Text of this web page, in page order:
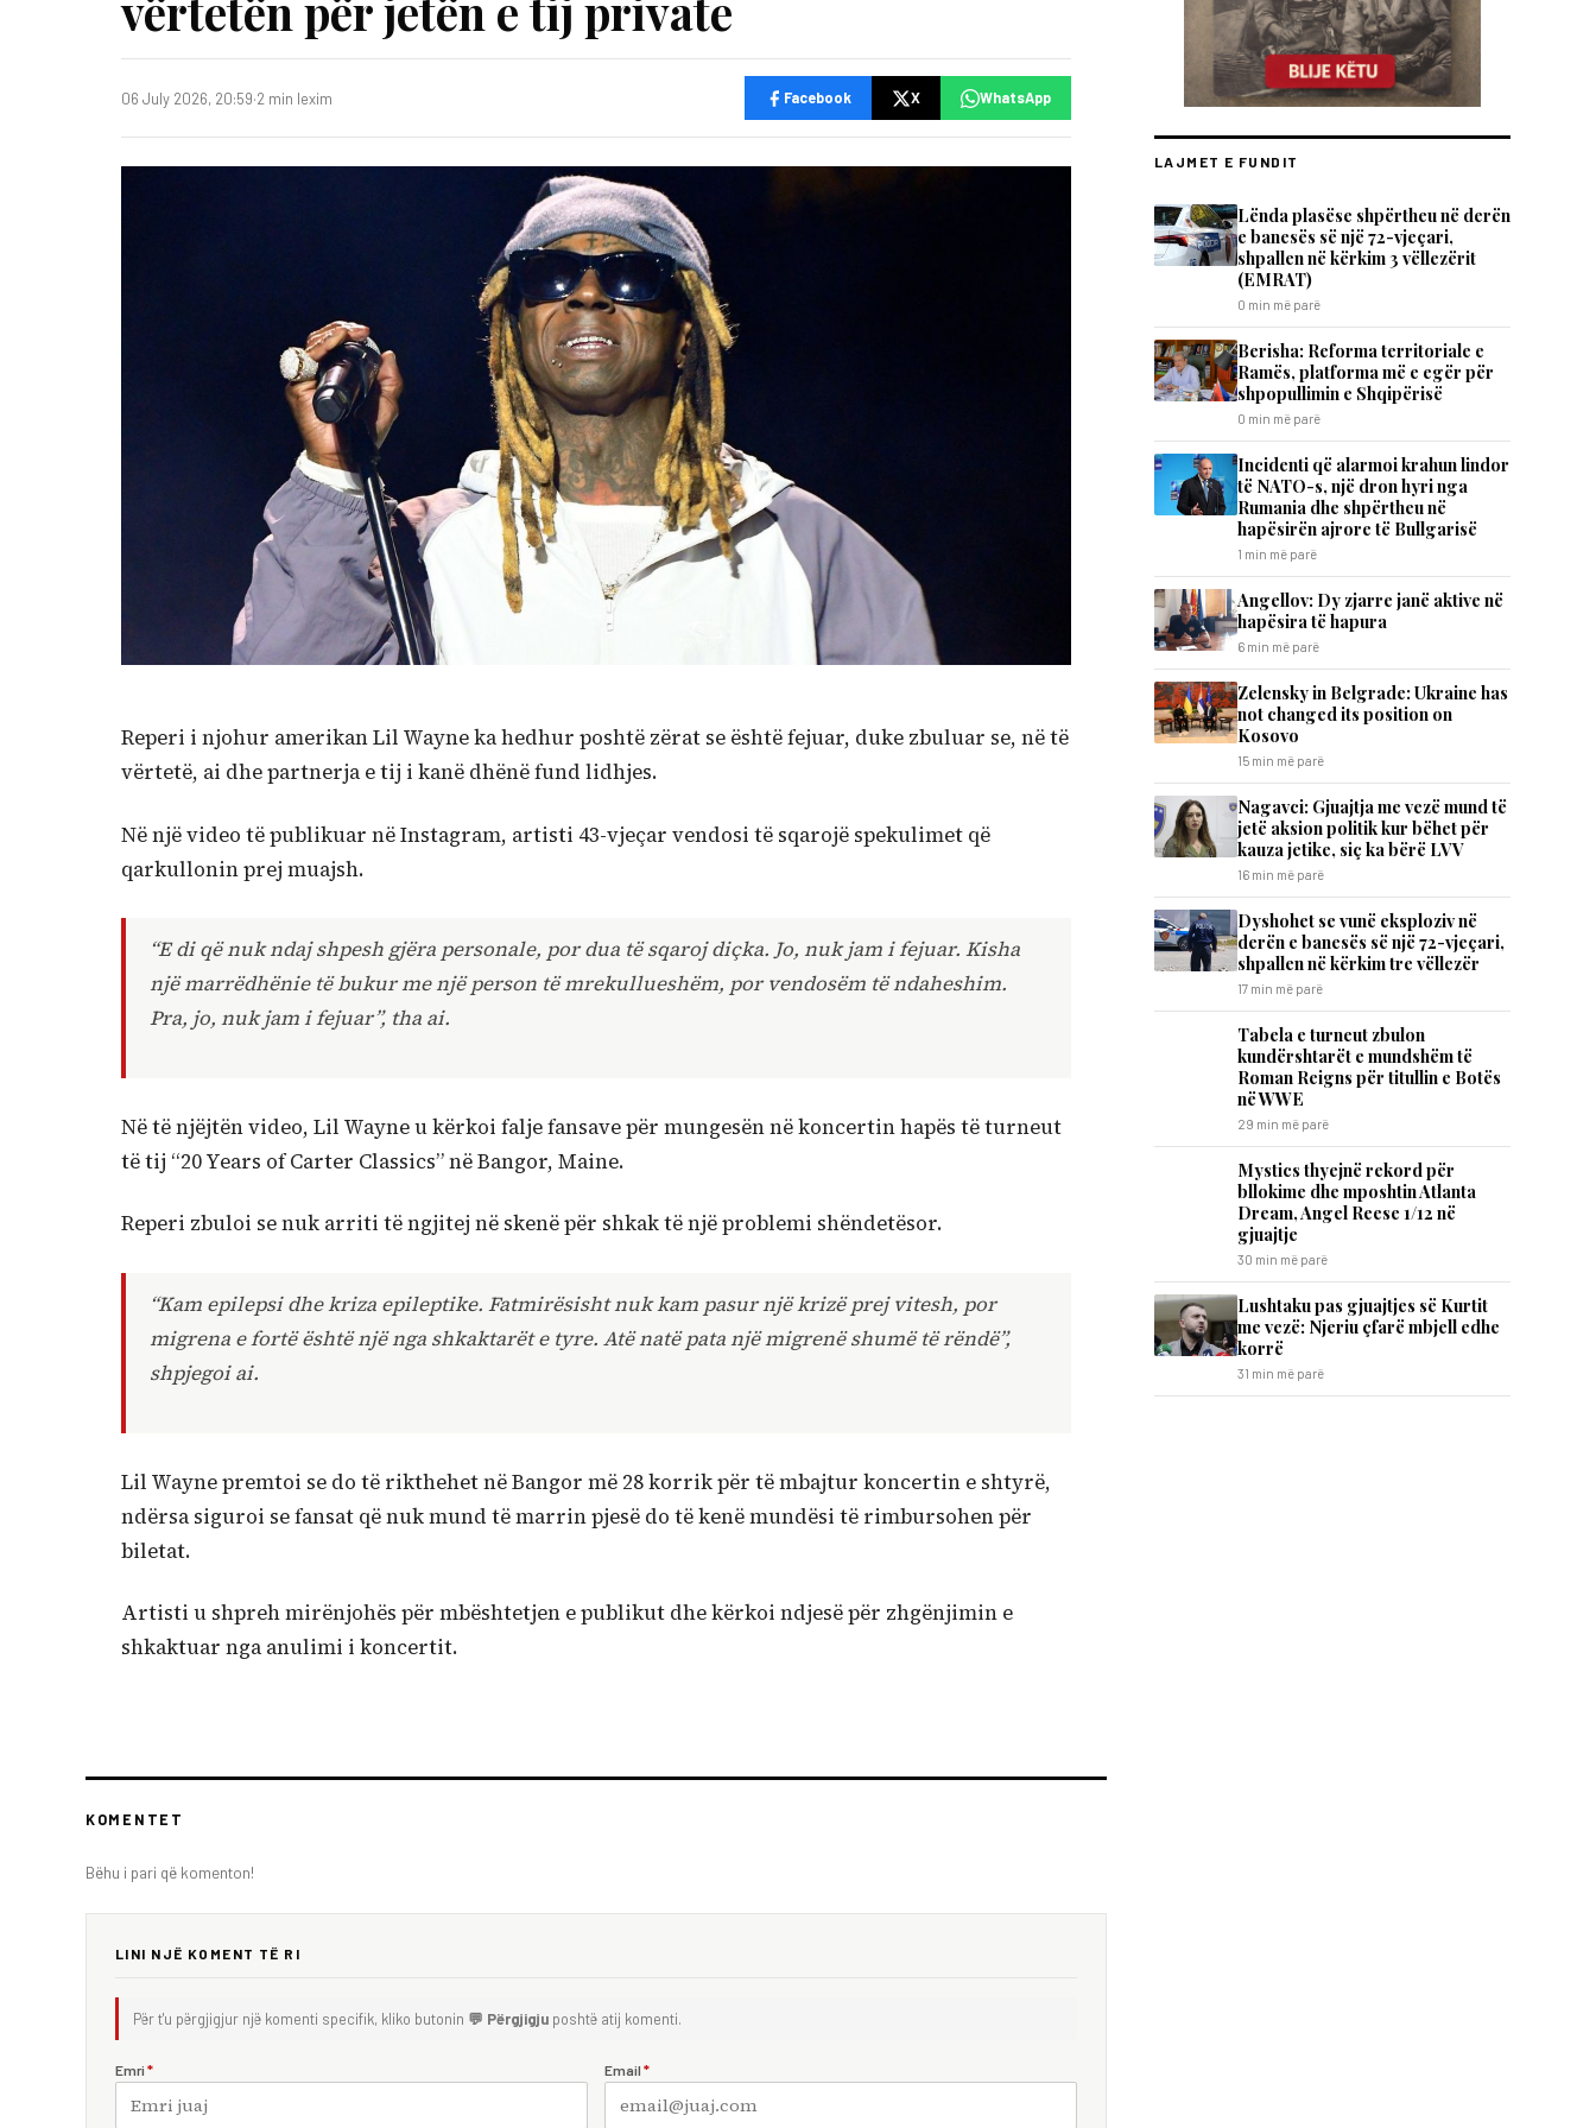
06 July 2026, 20:59·2 min lexim Facebook X WhatsApp
Reperi i njohur amerikan Lil Wayne ka hedhur poshtë zërat se është fejuar, duke zbuluar se, në të
vërtetë, ai dhe partnerja e tij i kanë dhënë fund lidhjes.
Në një video të publikuar në Instagram, artisti 43-vjeçar vendosi të sqarojë spekulimet që
qarkullonin prej muajsh.
“E di që nuk ndaj shpesh gjëra personale, por dua të sqaroj diçka. Jo, nuk jam i fejuar. Kisha
një marrëdhënie të bukur me një person të mrekullueshëm, por vendosëm të ndaheshim.
Pra, jo, nuk jam i fejuar”, tha ai.
Në të njëjtënvideo, Lil Wayne u kërkoi falje fansave për mungesën në koncertin hapës të turneut
të tij “20 Years of Carter Classics” në Bangor, Maine.
Reperi zbuloi se nuk arriti të ngjitej në skenë për shkak të një problemi shëndetësor.
“Kam epilepsi dhe kriza epileptike. Fatmirësisht nuk kam pasur një krizë prej vitesh, por
migrena e fortë është një nga shkaktarët e tyre. Atë natë pata një migrenë shumë të rëndë”,
shpjegoi ai.
Lil Wayne premtoi se do të rikthehet në Bangor më 28 korrik për të mbajtur koncertin e shtyrë,
ndërsa siguroi se fansat që nuk mund të marrin pjesë do të kenë mundësi të rimbursohen për
biletat.
Artisti u shpreh mirënjohës për mbështetjen e publikut dhe kërkoi ndjesë për zhgënjimin e
shkaktuar nga anulimi i koncertit.
KOMENTET
Bëhu i pari që komenton!
LINI NJË KOMENT TË RI
Për t'u përgjigjur një komenti specifik, kliko butonin 💬 Përgjigju poshtë atij komenti.
Emri * Email *
LAJMET E FUNDIT
Lënda plasëse shpërtheu në derën
e banesës së një 72-vjeçari,
shpallen në kërkim 3 vëllezërit
(EMRAT)
0 min më parë
Berisha: Reforma territoriale e
Ramës, platforma më e egër për
shpopullimin e Shqipërisë
0 min më parë
Incidenti që alarmoi krahun lindor
të NATO-s, një dron hyri nga
Rumania dhe shpërtheu në
hapësirën ajrore të Bullgarisë
1 min më parë
Angellov: Dy zjarre janë aktive në
hapësira të hapura
6 min më parë
Zelensky in Belgrade: Ukraine has
not changed its position on
Kosovo
15 min më parë
Nagavci: Gjuajtja me vezë mund të
jetë aksion politik kur bëhet për
kauza jetike, siç ka bërë LVV
16 min më parë
Dyshohet se vunë eksploziv në
derën e banesës së një 72-vjeçari,
shpallen në kërkim tre vëllezër
17 min më parë
Tabela e turneut zbulon
kundërshtarët e mundshëm të
Roman Reigns për titullin e Botës
në WWE
29 min më parë
Mystics thyejnë rekord për
bllokime dhe mposhtin Atlanta
Dream, Angel Reese 1/12 në
gjuajtje
30 min më parë
​Lushtaku pas gjuajtjes së Kurtit
me vezë: Njeriu çfarë mbjell edhe
korrë
31 min më parë